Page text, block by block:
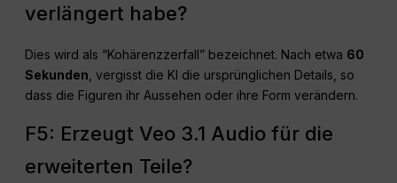
verlängert habe?
Dies wird als “Kohärenzzerfall” bezeichnet. Nach etwa 60
Sekunden , vergisst die KI die ursprünglichen Details, so
dass die Figuren ihr Aussehen oder ihre Form verändern.
F5: Erzeugt Veo 3.1 Audio für die
erweiterten Teile?